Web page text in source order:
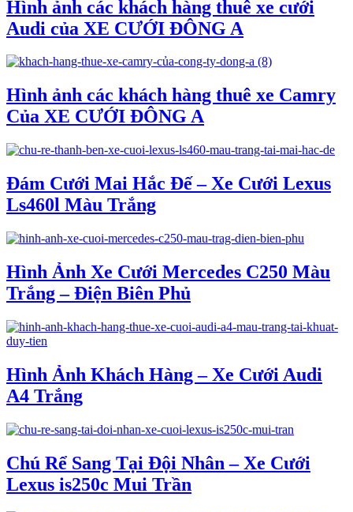
Hình ảnh các khách hàng thuê xe cưới
Audi của XE CƯỚI ĐÔNG A
Hình ảnh các khách hàng thuê xe Camry
Của XE CƯỚI ĐÔNG A
Đám Cưới Mai Hắc Đế – Xe Cưới Lexus
Ls460l Màu Trắng
Hình Ảnh Xe Cưới Mercedes C250 Màu
Trắng – Điện Biên Phủ
Hình Ảnh Khách Hàng – Xe Cưới Audi
A4 Trắng
Chú Rể Sang Tại Đội Nhân – Xe Cưới
Lexus is250c Mui Trần